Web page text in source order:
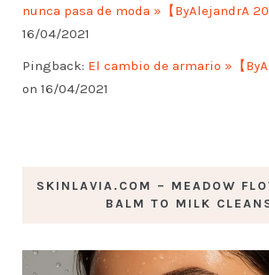
nunca pasa de moda »【ByAlejandrA
16/04/2021
Pingback: El cambio de armario »【
on 16/04/2021
SKINLAVIA.COM – MEADOW
BALM TO MILK